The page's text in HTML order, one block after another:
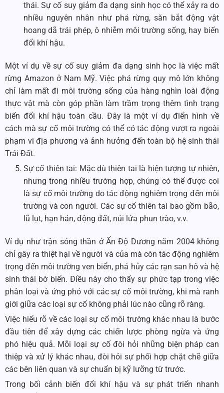
thái. Sự cố suy giảm đa dạng sinh học có thể xảy ra do
nhiều nguyên nhân như phá rừng, săn bắt động vật
hoang dã trái phép, ô nhiễm môi trường sống, hay biến
đổi khí hậu.
Một ví dụ về sự cố suy giảm đa dạng sinh học là việc mất
rừng Amazon ở Nam Mỹ. Việc phá rừng quy mô lớn không
chỉ làm mất đi môi trường sống của hàng nghìn loài động
thực vật mà còn góp phần làm trầm trọng thêm tình trạng
biến đổi khí hậu toàn cầu. Đây là một ví dụ điển hình về
cách mà sự cố môi trường có thể có tác động vượt ra ngoài
phạm vi địa phương và ảnh hưởng đến toàn bộ hệ sinh thái
Trái Đất.
Sự cố thiên tai: Mặc dù thiên tai là hiện tượng tự nhiên,
nhưng trong nhiều trường hợp, chúng có thể được coi
là sự cố môi trường do tác động nghiêm trọng đến môi
trường và con người. Các sự cố thiên tai bao gồm bão,
lũ lụt, hạn hán, động đất, núi lửa phun trào, v.v.
Ví dụ như trận sóng thần ở Ấn Độ Dương năm 2004 không
chỉ gây ra thiệt hại về người và của mà còn tác động nghiêm
trọng đến môi trường ven biển, phá hủy các rạn san hô và hệ
sinh thái bờ biển. Điều này cho thấy sự phức tạp trong việc
phân loại và ứng phó với các sự cố môi trường, khi mà ranh
giới giữa các loại sự cố không phải lúc nào cũng rõ ràng.
Việc hiểu rõ về các loại sự cố môi trường khác nhau là bước
đầu tiên để xây dựng các chiến lược phòng ngừa và ứng
phó hiệu quả. Mỗi loại sự cố đòi hỏi những biện pháp can
thiệp và xử lý khác nhau, đòi hỏi sự phối hợp chặt chẽ giữa
các bên liên quan và sự chuẩn bị kỹ lưỡng từ trước.
Trong bối cảnh biến đổi khí hậu và sự phát triển nhanh